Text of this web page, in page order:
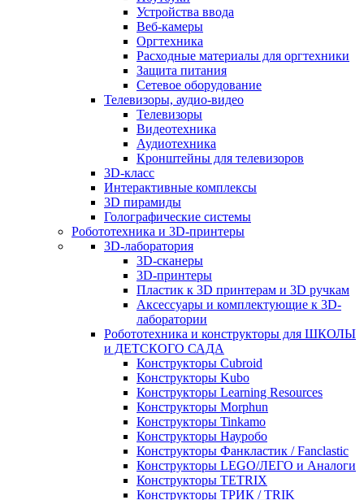
Устройства ввода
Веб-камеры
Оргтехника
Расходные материалы для оргтехники
Защита питания
Сетевое оборудование
Телевизоры, аудио-видео
Телевизоры
Видеотехника
Аудиотехника
Кронштейны для телевизоров
3D-класс
Интерактивные комплексы
3D пирамиды
Голографические системы
Робототехника и 3D-принтеры
3D-лаборатория
3D-сканеры
3D-принтеры
Пластик к 3D принтерам и 3D ручкам
Аксессуары и комплектующие к 3D-
лаборатории
Робототехника и конструкторы для ШКОЛЫ
и ДЕТСКОГО САДА
Конструкторы Cubroid
Конструкторы Kubo
Конструкторы Learning Resources
Конструкторы Morphun
Конструкторы Tinkamo
Конструкторы Науробо
Конструкторы Фанкластик / Fanclastic
Конструкторы LEGO/ЛЕГО и Аналоги
Конструкторы TETRIX
Конструкторы ТРИК / TRIK